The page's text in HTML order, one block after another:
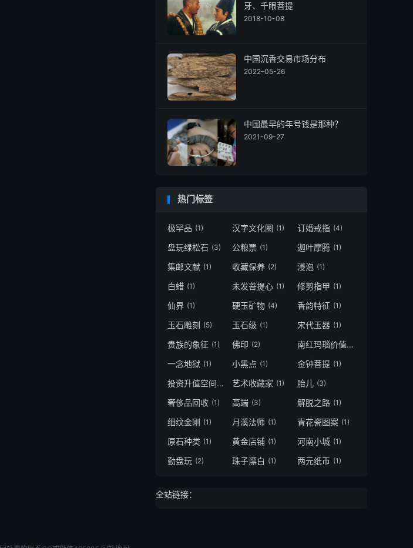
牙、千眼菩提
2018-10-08
中国沉香交易市场分布
2022-05-26
中国最早的年号钱是那种？
2021-09-27
热门标签
极罕品 (1) 汉字文化圈 (1) 订婚戒指 (4)
盘玩绿松石 (3) 公粮票 (1) 迦叶摩腾 (1)
集邮文献 (1) 收藏保养 (2) 浸泡 (1)
白蜡 (1) 未发菩提心 (1) 修剪指甲 (1)
仙界 (1) 硬玉矿物 (4) 香韵特征 (1)
玉石雕刻 (5) 玉石级 (1) 宋代玉器 (1)
贵族的象征 (1) 佛印 (2) 南红玛瑙价值
(1)
一念地狱 (1) 小黑点 (1) 金钟菩提 (1)
投资升值空间
(1) 艺术收藏家 (1) 胎儿 (3)
奢侈品回收 (1) 高端 (3) 解脱之路 (1)
细纹金刚 (1) 月溪法师 (1) 青花瓷图案 (1)
原石种类 (1) 黄金店铺 (1) 河南小城 (1)
勤盘玩 (2) 珠子漂白 (1) 两元纸币 (1)
全站链接：